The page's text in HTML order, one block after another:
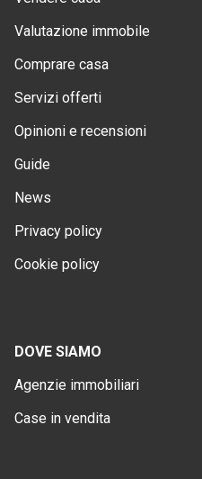
Valutazione immobile
Comprare casa
Servizi offerti
Opinioni e recensioni
Guide
News
Privacy policy
Cookie policy
DOVE SIAMO
Agenzie immobiliari
Case in vendita